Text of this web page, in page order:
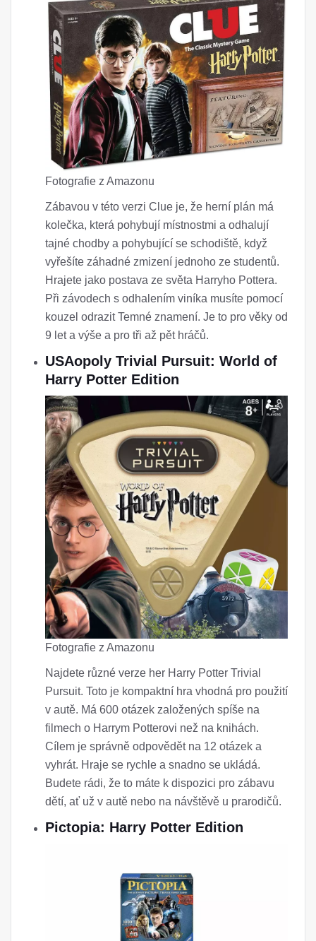
Fotografie z Amazonu
Zábavou v této verzi Clue je, že herní plán má
kolečka, která pohybují místnostmi a odhalují
tajné chodby a pohybující se schodiště, když
vyřešíte záhadné zmizení jednoho ze studentů.
Hrajete jako postava ze světa Harryho Pottera.
Při závodech s odhalením viníka musíte pomocí
kouzel odrazit Temné znamení. Je to pro věky od
9 let a výše a pro tři až pět hráčů.
USAopoly Trivial Pursuit: World of
Harry Potter Edition
Fotografie z Amazonu
Najdete různé verze her Harry Potter Trivial
Pursuit. Toto je kompaktní hra vhodná pro použití
v autě. Má 600 otázek založených spíše na
filmech o Harrym Potterovi než na knihách.
Cílem je správně odpovědět na 12 otázek a
vyhrát. Hraje se rychle a snadno se ukládá.
Budete rádi, že to máte k dispozici pro zábavu
dětí, ať už v autě nebo na návštěvě u prarodičů.
Pictopia: Harry Potter Edition